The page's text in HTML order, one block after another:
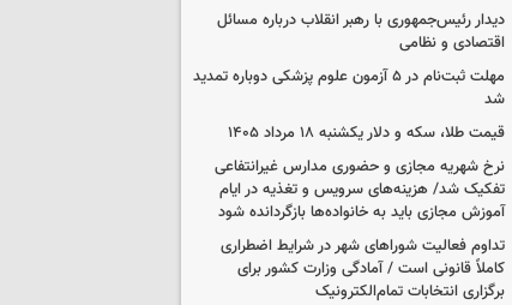
دیدار رئیس‌جمهوری با رهبر انقلاب درباره مسائل
اقتصادی و نظامی
مهلت ثبت‌نام در ۵ آزمون علوم پزشکی دوباره تمدید
شد
قیمت طلا، سکه و دلار یکشنبه ۱۸ مرداد ۱۴۰۵
نرخ شهریه مجازی و حضوری مدارس غیرانتفاعی
تفکیک شد/ هزینه‌های سرویس و تغذیه در ایام
آموزش مجازی باید به خانواده‌ها بازگردانده شود
تداوم فعالیت شوراهای شهر در شرایط اضطراری
کاملاً قانونی است / آمادگی وزارت کشور برای
برگزاری انتخابات تمام‌الکترونیک